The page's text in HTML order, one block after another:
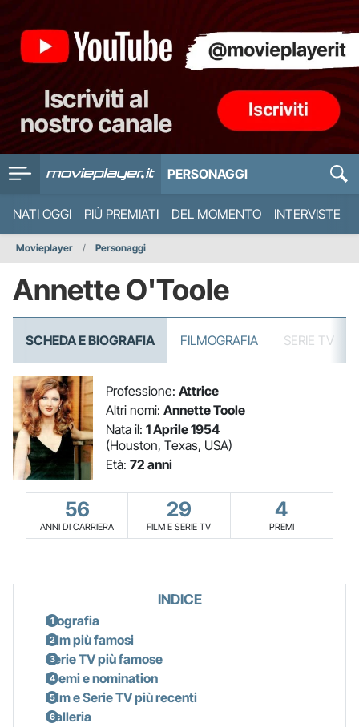
PERSONAGGI
NATI OGGI PIÙ PREMIATI DEL MOMENTO INTERVISTE
Movieplayer Personaggi
Annette O'Toole
SCHEDA E BIOGRAFIA FILMOGRAFIA SERIE TV
Professione: Attrice
Altri nomi: Annette Toole
Nata il: 1 Aprile 1954
(Houston, Texas, USA)
Età: 72 anni
56
ANNI DI CARRIERA
29
FILM E SERIE TV
4
PREMI
INDICE
Biografia
Film più famosi
Serie TV più famose
Premi e nomination
Film e Serie TV più recenti
Galleria